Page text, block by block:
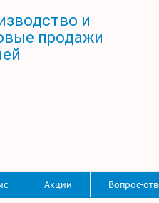
и
продажи
Акции Вопрос-